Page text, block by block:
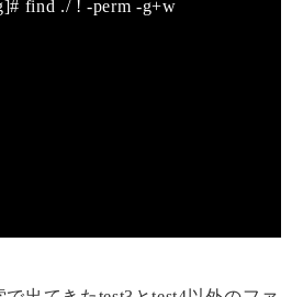
find ./ ! -perm -g+w